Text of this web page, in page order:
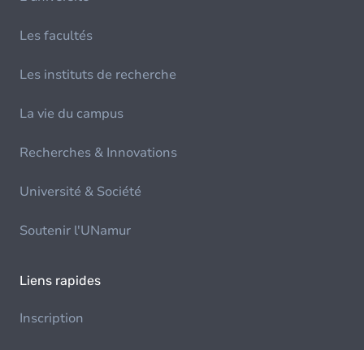
Les facultés
Les instituts de recherche
La vie du campus
Recherches & Innovations
Université & Société
Soutenir l'UNamur
Liens rapides
Inscription